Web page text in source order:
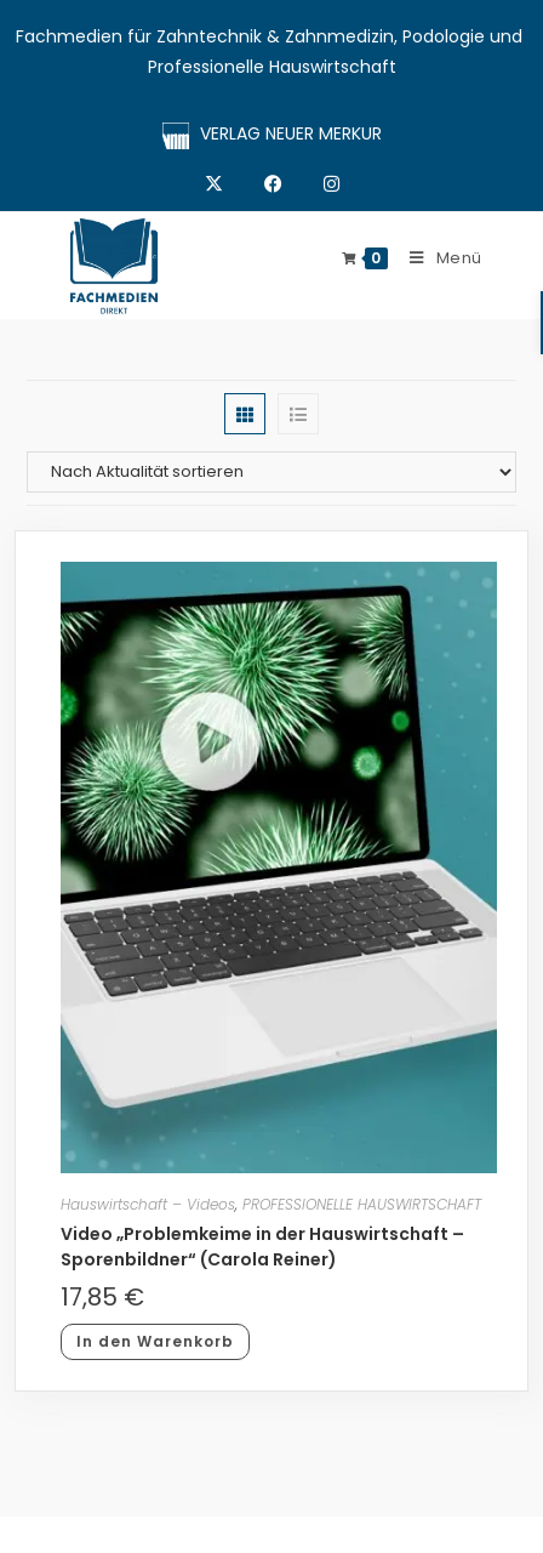
Fachmedien für Zahntechnik & Zahnmedizin, Podologie und
Professionelle Hauswirtschaft
VERLAG NEUER MERKUR
0 Menü
Hauswirtschaft – Videos, PROFESSIONELLE HAUSWIRTSCHAFT
Video „Problemkeime in der Hauswirtschaft –
Sporenbildner“ (Carola Reiner)
17,85 €
In den Warenkorb